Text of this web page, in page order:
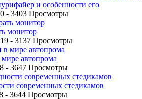
и особенности его
- 3403 Просмотры
монитор
- 3137 Просмотры
автопрома
- 3647 Просмотры
современных стедикамов
- 3644 Просмотры